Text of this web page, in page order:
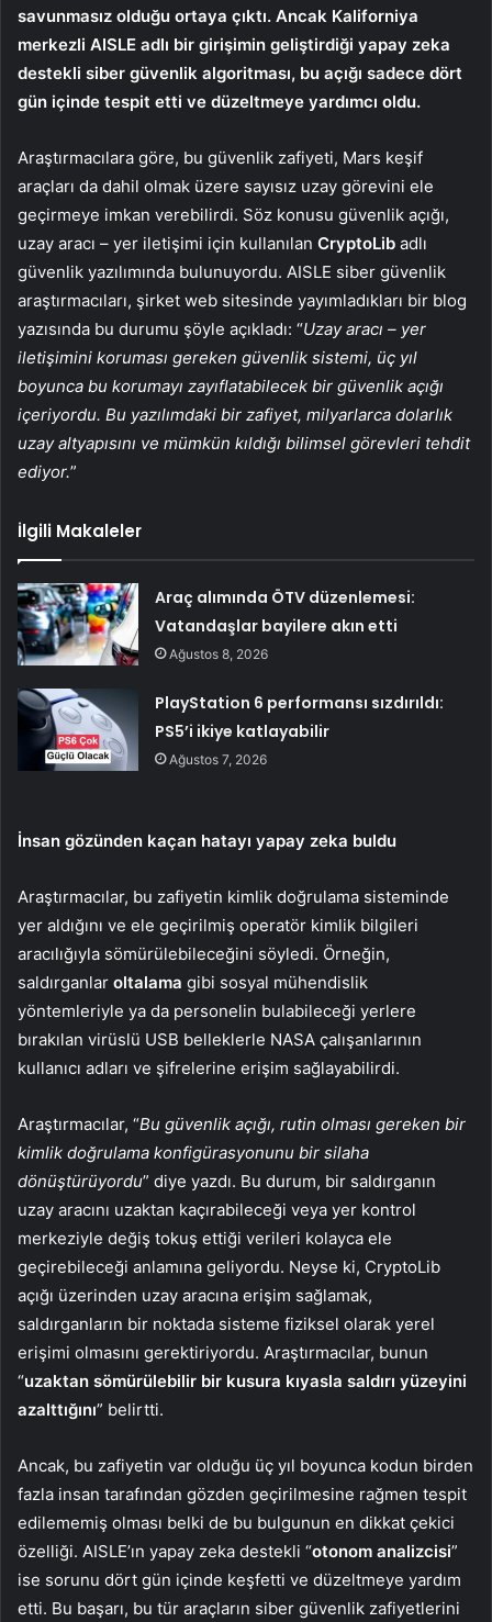
savunmasız olduğu ortaya çıktı. Ancak Kaliforniya
merkezli AISLE adlı bir girişimin geliştirdiği yapay zeka
destekli siber güvenlik algoritması, bu açığı sadece dört
gün içinde tespit etti ve düzeltmeye yardımcı oldu.
Araştırmacılara göre, bu güvenlik zafiyeti, Mars keşif
araçları da dahil olmak üzere sayısız uzay görevini ele
geçirmeye imkan verebilirdi. Söz konusu güvenlik açığı,
uzay aracı – yer iletişimi için kullanılan CryptoLib adlı
güvenlik yazılımında bulunuyordu. AISLE siber güvenlik
araştırmacıları, şirket web sitesinde yayımladıkları bir blog
yazısında bu durumu şöyle açıkladı: “Uzay aracı – yer
iletişimini koruması gereken güvenlik sistemi, üç yıl
boyunca bu korumayı zayıflatabilecek bir güvenlik açığı
içeriyordu. Bu yazılımdaki bir zafiyet, milyarlarca dolarlık
uzay altyapısını ve mümkün kıldığı bilimsel görevleri tehdit
ediyor.”
İlgili Makaleler
Araç alımında ÖTV düzenlemesi:
Vatandaşlar bayilere akın etti
Ağustos 8, 2026
PlayStation 6 performansı sızdırıldı:
PS5’i ikiye katlayabilir
Ağustos 7, 2026
İnsan gözünden kaçan hatayı yapay zeka buldu
Araştırmacılar, bu zafiyetin kimlik doğrulama sisteminde
yer aldığını ve ele geçirilmiş operatör kimlik bilgileri
aracılığıyla sömürülebileceğini söyledi. Örneğin,
saldırganlar oltalama gibi sosyal mühendislik
yöntemleriyle ya da personelin bulabileceği yerlere
bırakılan virüslü USB belleklerle NASA çalışanlarının
kullanıcı adları ve şifrelerine erişim sağlayabilirdi.
Araştırmacılar, “Bu güvenlik açığı, rutin olması gereken bir
kimlik doğrulama konfigürasyonunu bir silaha
dönüştürüyordu” diye yazdı. Bu durum, bir saldırganın
uzay aracını uzaktan kaçırabileceği veya yer kontrol
merkeziyle değiş tokuş ettiği verileri kolayca ele
geçirebileceği anlamına geliyordu. Neyse ki, CryptoLib
açığı üzerinden uzay aracına erişim sağlamak,
saldırganların bir noktada sisteme fiziksel olarak yerel
erişimi olmasını gerektiriyordu. Araştırmacılar, bunun
“uzaktan sömürülebilir bir kusura kıyasla saldırı yüzeyini
azalttığını” belirtti.
Ancak, bu zafiyetin var olduğu üç yıl boyunca kodun birden
fazla insan tarafından gözden geçirilmesine rağmen tespit
edilememiş olması belki de bu bulgunun en dikkat çekici
özelliği. AISLE’ın yapay zeka destekli “otonom analizcisi”
ise sorunu dört gün içinde keşfetti ve düzeltmeye yardım
etti. Bu başarı, bu tür araçların siber güvenlik zafiyetlerini